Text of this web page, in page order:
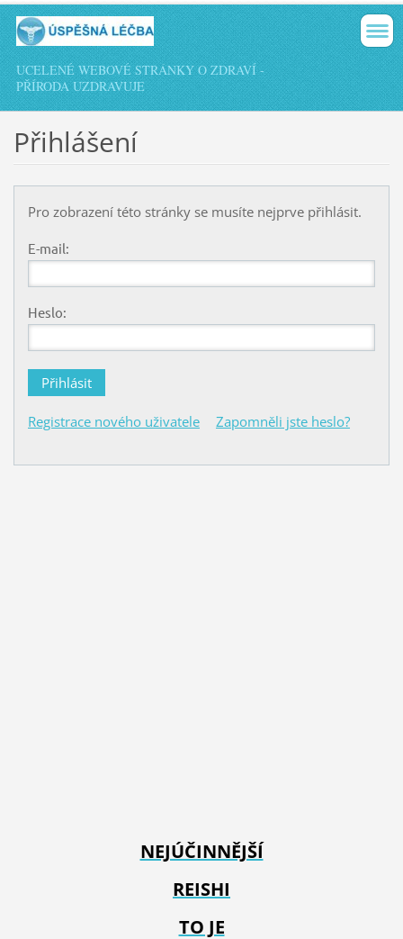
UCELENÉ WEBOVÉ STRÁNKY O ZDRAVÍ -
PŘÍRODA UZDRAVUJE
Přihlášení
Pro zobrazení této stránky se musíte nejprve přihlásit.
E-mail:
Heslo:
Registrace nového uživatele Zapomněli jste heslo?
NEJÚČINNĚJŠÍ
REISHI
TO JE